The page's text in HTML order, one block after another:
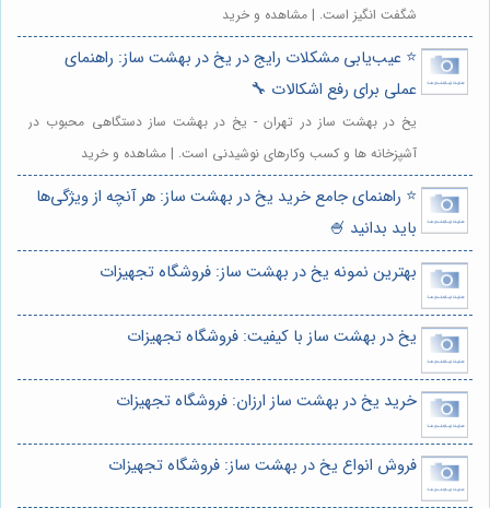
شگفت انگیز است. | مشاهده و خرید
⭐️ عیب‌یابی مشکلات رایج در یخ در بهشت ساز: راهنمای
عملی برای رفع اشکالات 🔧
یخ در بهشت ساز در تهران - یخ در بهشت ساز دستگاهی محبوب در
آشپزخانه ها و کسب وکارهای نوشیدنی است. | مشاهده و خرید
⭐️ راهنمای جامع خرید یخ در بهشت ساز: هر آنچه از ویژگی‌ها
باید بدانید 🍧
بهترین نمونه یخ در بهشت ساز: فروشگاه تجهیزات
یخ در بهشت ساز با کیفیت: فروشگاه تجهیزات
خرید یخ در بهشت ساز ارزان: فروشگاه تجهیزات
فروش انواع یخ در بهشت ساز: فروشگاه تجهیزات